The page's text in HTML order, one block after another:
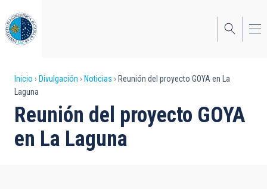
al
contenido
principal
Sobrescribir
enlaces
de
ayuda
Inicio Divulgación Noticias
Reunión del proyecto GOYA en La
Laguna
Reunión del proyecto GOYA
en La Laguna